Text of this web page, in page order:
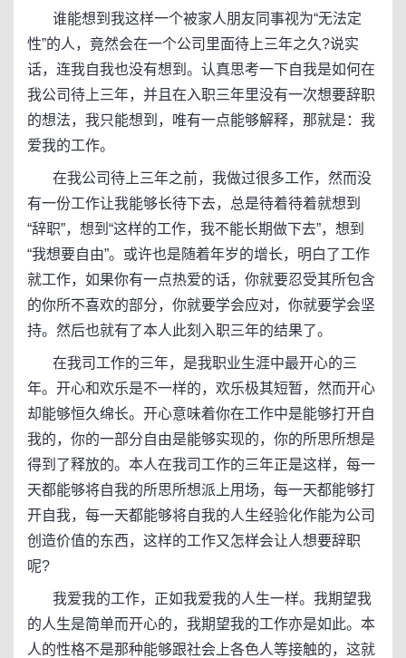
谁能想到我这样一个被家人朋友同事视为“无法定
性”的人，竟然会在一个公司里面待上三年之久?说实
话，连我自我也没有想到。认真思考一下自我是如何在
我公司待上三年，并且在入职三年里没有一次想要辞职
的想法，我只能想到，唯有一点能够解释，那就是：我
爱我的工作。
在我公司待上三年之前，我做过很多工作，然而没
有一份工作让我能够长待下去，总是待着待着就想到
“辞职”，想到“这样的工作，我不能长期做下去”，想到
“我想要自由”。或许也是随着年岁的增长，明白了工作
就工作，如果你有一点热爱的话，你就要忍受其所包含
的你所不喜欢的部分，你就要学会应对，你就要学会坚
持。然后也就有了本人此刻入职三年的结果了。
在我司工作的三年，是我职业生涯中最开心的三
年。开心和欢乐是不一样的，欢乐极其短暂，然而开心
却能够恒久绵长。开心意味着你在工作中是能够打开自
我的，你的一部分自由是能够实现的，你的所思所想是
得到了释放的。本人在我司工作的三年正是这样，每一
天都能够将自我的所思所想派上用场，每一天都能够打
开自我，每一天都能够将自我的人生经验化作能为公司
创造价值的东西，这样的工作又怎样会让人想要辞职
呢?
我爱我的工作，正如我爱我的人生一样。我期望我
的人生是简单而开心的，我期望我的工作亦是如此。本
人的性格不是那种能够跟社会上各色人等接触的，这就